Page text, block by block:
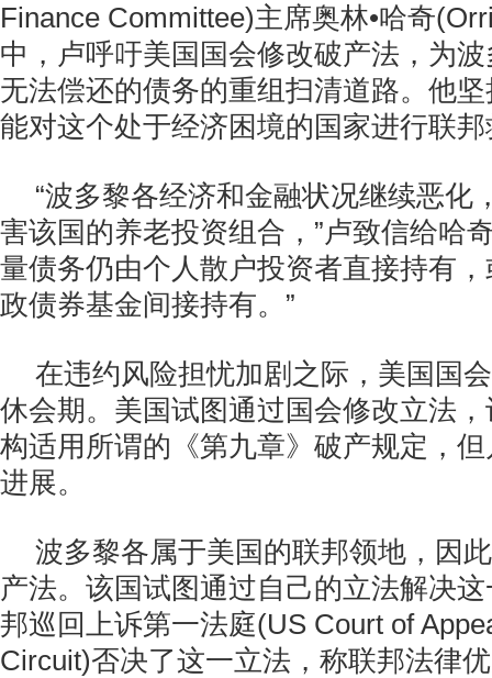
Finance Committee)主席奥林•哈奇
中，卢呼吁美国国会修改破产法，为
无法偿还的债务的重组扫清道路。他
能对这个处于经济困境的国家进行联
“波多黎各经济和金融状况继续恶化
害该国的养老投资组合，”卢致信给哈
量债务仍由个人散户投资者直接持有
政债券基金间接持有。”
在违约风险担忧加剧之际，美国国
休会期。美国试图通过国会修改立法
构适用所谓的《第九章》破产规定，
进展。
波多黎各属于美国的联邦领地，因
产法。该国试图通过自己的立法解决
邦巡回上诉第一法庭(US Court of
Circuit)否决了这一立法，称联邦法律